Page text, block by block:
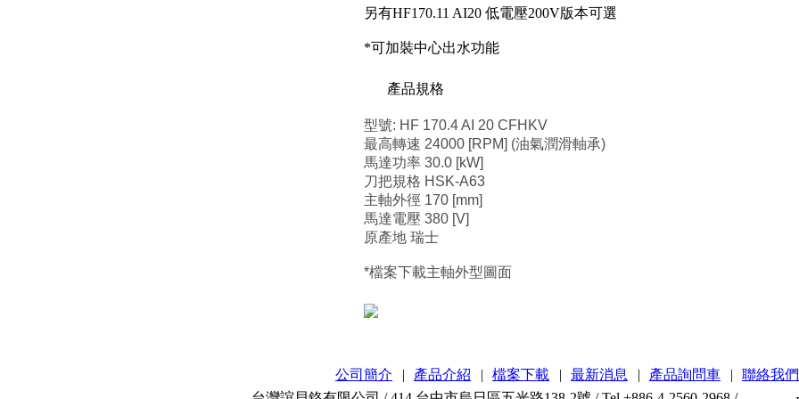
另有HF170.11 AI20 低電壓200V版本可選
*可加裝中心出水功能
產品規格
型號: HF 170.4 AI 20 CFHKV
最高轉速 24000 [RPM] (油氣潤滑軸承)
馬達功率 30.0 [kW]
刀把規格 HSK-A63
主軸外徑 170 [mm]
馬達電壓 380 [V]
原產地 瑞士
*檔案下載主軸外型圖面
公司簡介 | 產品介紹 | 檔案下載 | 最新消息 | 產品詢問車 | 聯絡我們